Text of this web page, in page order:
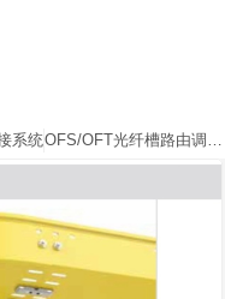
系统 OFS/OFT光纤槽路由调整系统